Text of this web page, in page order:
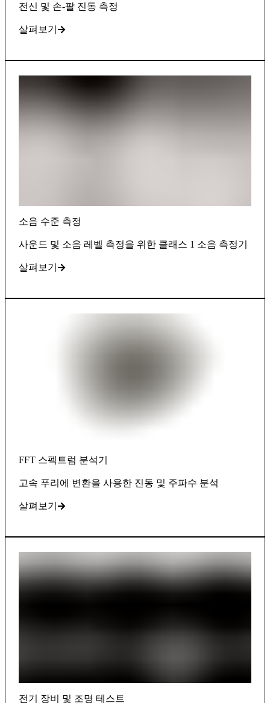
전신 및 손-팔 진동 측정
살펴보기
소음 수준 측정
사운드 및 소음 레벨 측정을 위한 클래스 1 소음 측정기
살펴보기
FFT 스펙트럼 분석기
고속 푸리에 변환을 사용한 진동 및 주파수 분석
살펴보기
전기 장비 및 조명 테스트